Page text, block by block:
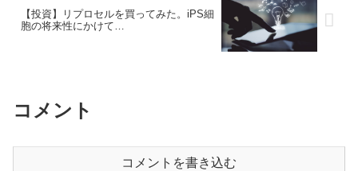
【投資】リプロセルを買ってみた。iPS細
胞の将来性にかけて…
コメント
コメントを書き込む